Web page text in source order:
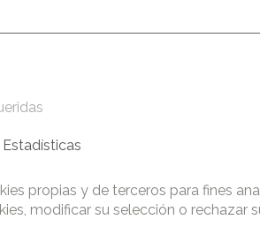
propias y de terceros para fines
modificar su selección o rechazar